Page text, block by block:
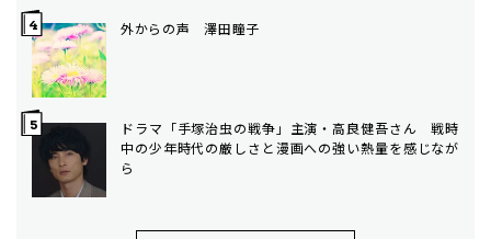
外からの声 澤田瞳子
ドラマ「手塚治虫の戦争」主演・高良健吾さん 戦時
中の少年時代の厳しさと漫画への強い熱量を感じなが
ら